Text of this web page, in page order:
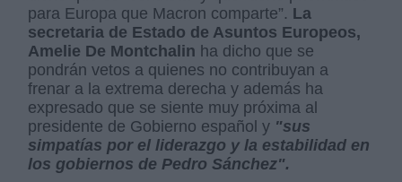
para Europa que Macron comparte”. La
secretaria de Estado de Asuntos Europeos,
Amelie De Montchalin ha dicho que se
pondrán vetos a quienes no contribuyan a
frenar a la extrema derecha y además ha
expresado que se siente muy próxima al
presidente de Gobierno español y "sus
simpatías por el liderazgo y la estabilidad en
los gobiernos de Pedro Sánchez".